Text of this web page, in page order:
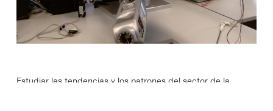
Estudiar las tendencias y los patrones del sector de la